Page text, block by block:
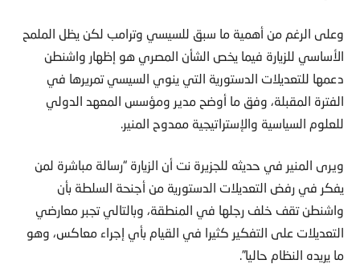
وعلى الرغم من أهمية ما سبق للسيسي وترامب لكن يظل الملمح
الأساسي للزيارة فيما يخص الشأن المصري هو إظهار واشنطن
دعمها للتعديلات الدستورية التي ينوي السيسي تمريرها في
الفترة المقبلة، وفق ما أوضح مدير ومؤسس المعهد الدولي
للعلوم السياسية والإستراتيجية ممدوح المنير.
ويرى المنير في حديثه للجزيرة نت أن الزيارة “رسالة مباشرة لمن
يفكر في رفض التعديلات الدستورية من أجنحة السلطة بأن
واشنطن تقف خلف رجلها في المنطقة، وبالتالي تجبر معارضي
التعديلات على التفكير كثيرا في القيام بأي إجراء معاكس، وهو
ما يريده النظام حاليا”.